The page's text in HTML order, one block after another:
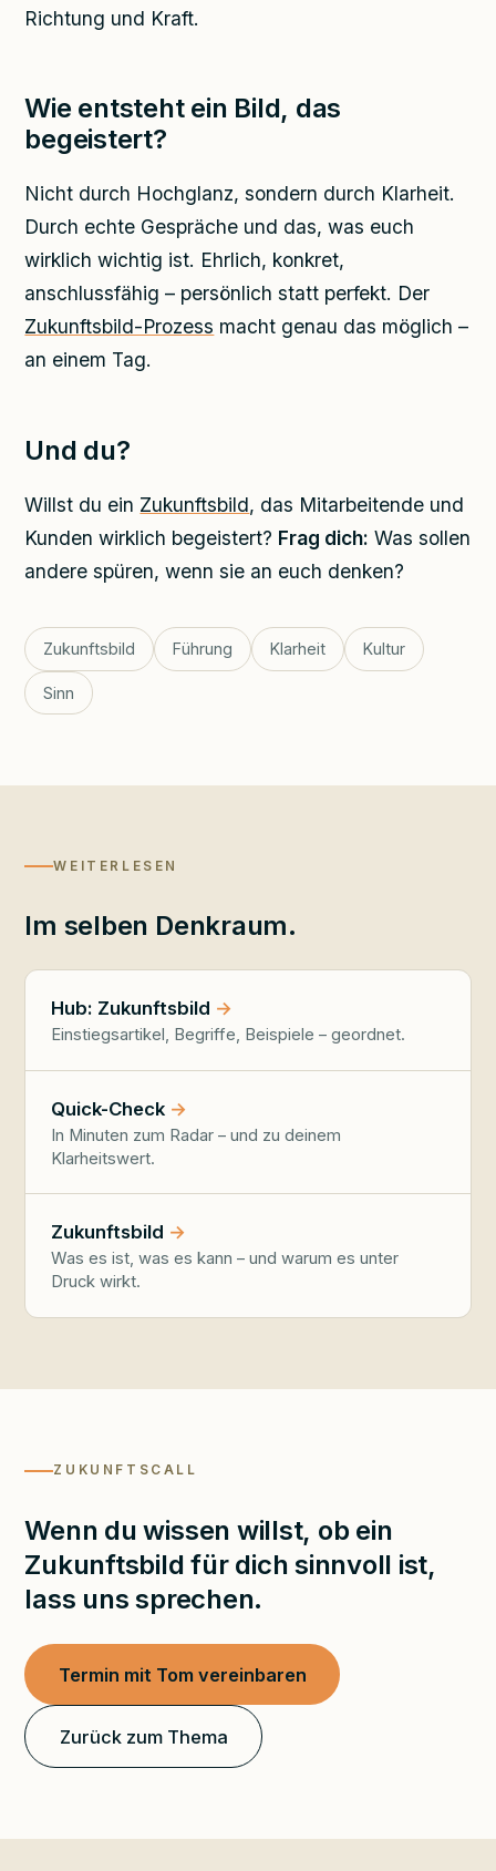
Richtung und Kraft.
Wie entsteht ein Bild, das
begeistert?
Nicht durch Hochglanz, sondern durch Klarheit.
Durch echte Gespräche und das, was euch
wirklich wichtig ist. Ehrlich, konkret,
anschlussfähig – persönlich statt perfekt. Der
Zukunftsbild-Prozess macht genau das möglich –
an einem Tag.
Und du?
Willst du ein Zukunftsbild, das Mitarbeitende und
Kunden wirklich begeistert? Frag dich: Was sollen
andere spüren, wenn sie an euch denken?
Zukunftsbild Führung Klarheit Kultur
Sinn
WEITERLESEN
Im selben Denkraum.
Hub: Zukunftsbild
Einstiegsartikel, Begriffe, Beispiele – geordnet.
Quick-Check
In Minuten zum Radar – und zu deinem
Klarheitswert.
Zukunftsbild
Was es ist, was es kann – und warum es unter
Druck wirkt.
ZUKUNFTSCALL
Wenn du wissen willst, ob ein
Zukunftsbild für dich sinnvoll ist,
lass uns sprechen.
Termin mit Tom vereinbaren
Zurück zum Thema